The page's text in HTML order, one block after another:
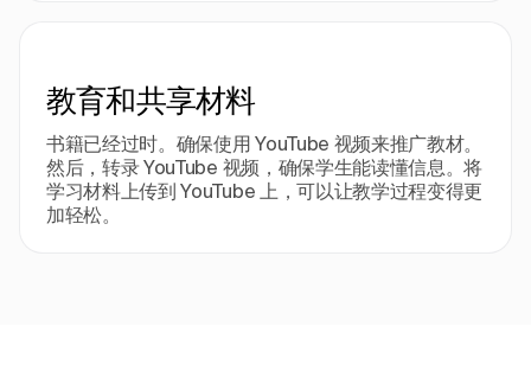
教育和共享材料
书籍已经过时。确保使用 YouTube 视频来推广教材。
然后，转录 YouTube 视频，确保学生能读懂信息。将
学习材料上传到 YouTube 上，可以让教学过程变得更
加轻松。